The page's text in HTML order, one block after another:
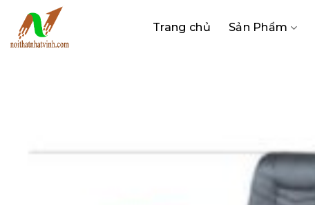
dung
Trang chủ Sản Phẩm